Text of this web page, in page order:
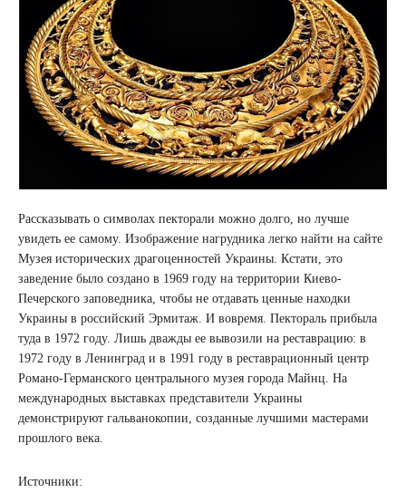
Рассказывать о символах пекторали можно долго, но лучше
увидеть ее самому. Изображение нагрудника легко найти на сайте
Музея исторических драгоценностей Украины. Кстати, это
заведение было создано в 1969 году на территории Киево-
Печерского заповедника, чтобы не отдавать ценные находки
Украины в российский Эрмитаж. И вовремя. Пектораль прибыла
туда в 1972 году. Лишь дважды ее вывозили на реставрацию: в
1972 году в Ленинград и в 1991 году в реставрационный центр
Романо-Германского центрального музея города Майнц. На
международных выставках представители Украины
демонстрируют гальванокопии, созданные лучшими мастерами
прошлого века.
Источники: